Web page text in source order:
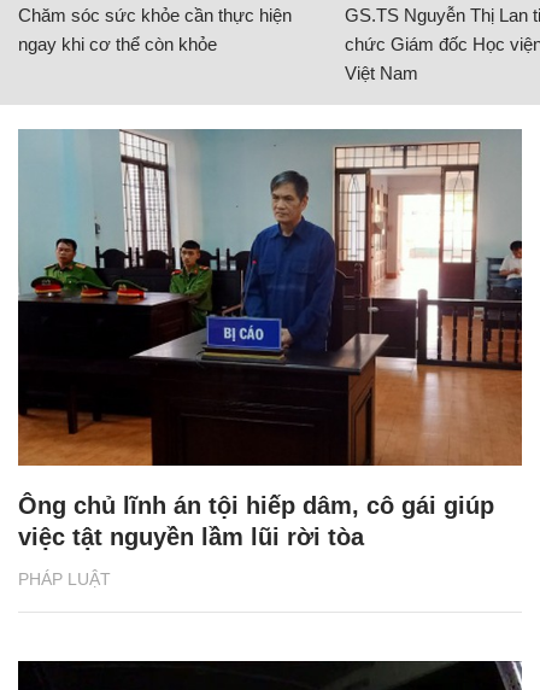
Chăm sóc sức khỏe cần thực hiện
ngay khi cơ thể còn khỏe
GS.TS Nguyễn Thị Lan
chức Giám đốc Học
Việt Nam
PHÁP LUẬT
Ông chủ lĩnh án tội hiếp dâm, cô gái giúp
việc tật nguyền lầm lũi rời tòa